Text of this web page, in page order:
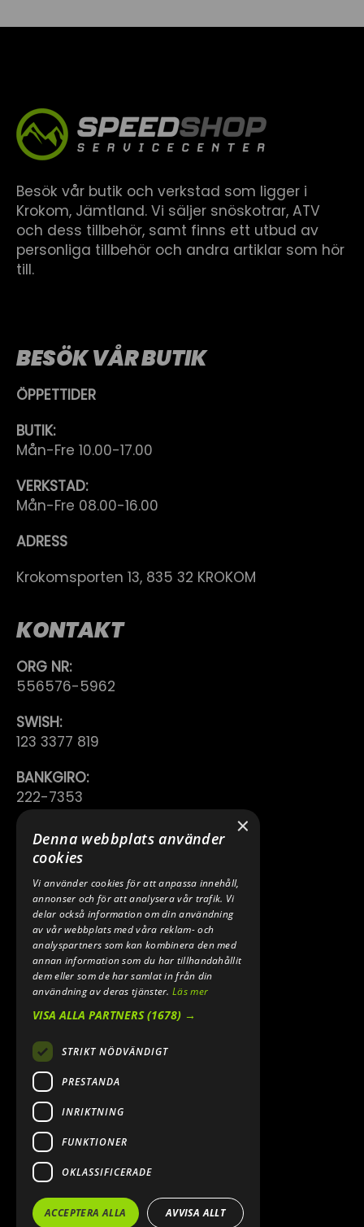
Besök vår butik och verkstad som ligger i
Krokom, Jämtland. Vi säljer snöskotrar, ATV
och dess tillbehör, samt finns ett utbud av
personliga tillbehör och andra artiklar som hör
till.
BESÖK VÅR BUTIK
ÖPPETTIDER
BUTIK:
Mån-Fre 10.00-17.00
VERKSTAD:
Mån-Fre 08.00-16.00
ADRESS
Krokomsporten 13, 835 32 KROKOM
KONTAKT
ORG NR:
556576-5962
SWISH:
123 3377 819
BANKGIRO:
222-7353
TELEFON:
0640 200 50
E-POST:
INFO@SPEEDSHOPEN.SE
ÅNGRA MITT KÖP
2026. ALL RIGHTS RESERVED.
POWERED BY EMPORI CMS
×
Denna webbplats använder
cookies
Vi använder cookies för att anpassa innehåll,
annonser och för att analysera vår trafik. Vi
delar också information om din användning
av vår webbplats med våra reklam- och
analyspartners som kan kombinera den med
annan information som du har tillhandahållit
dem eller som de har samlat in från din
användning av deras tjänster.Läs mer
VISA ALLA PARTNERS(1678) →
STRIKT NÖDVÄNDIGT
PRESTANDA
INRIKTNING
FUNKTIONER
OKLASSIFICERADE
ACCEPTERA ALLA AVVISA ALLT